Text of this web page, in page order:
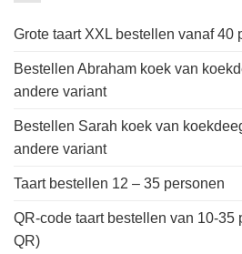
Grote taart XXL bestellen vanaf 40
Bestellen Abraham koek van
andere variant
Bestellen Sarah koek van
andere variant
Taart bestellen 12 – 35 personen
QR-code taart bestellen van 10-35
QR)